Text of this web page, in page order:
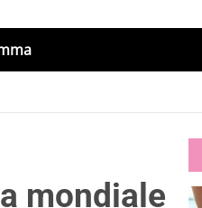
mondiale